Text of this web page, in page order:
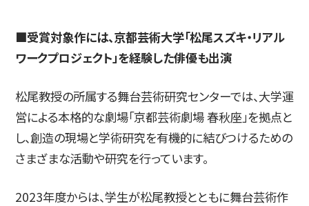
■受賞対象作には、京都芸術大学「松尾スズキ・リアル
ワークプロジェクト」を経験した俳優も出演
松尾教授の所属する舞台芸術研究センターでは、大学運
営による本格的な劇場「京都芸術劇場 春秋座」を拠点と
し、創造の現場と学術研究を有機的に結びつけるための
さまざまな活動や研究を行っています。
2023年度からは、学生が松尾教授とともに舞台芸術作